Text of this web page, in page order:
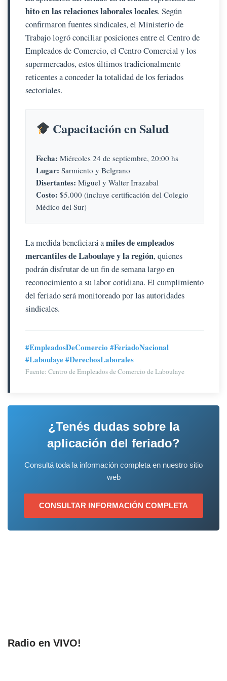
hito en las relaciones laborales locales. Según
confirmaron fuentes sindicales, el Ministerio de
Trabajo logró conciliar posiciones entre el Centro de
Empleados de Comercio, el Centro Comercial y los
supermercados, estos últimos tradicionalmente
reticentes a conceder la totalidad de los feriados
sectoriales.
Capacitación en Salud
Fecha: Miércoles 24 de septiembre, 20:00 hs
Lugar: Sarmiento y Belgrano
Disertantes: Miguel y Walter Irrazabal
Costo: $5.000 (incluye certificación del Colegio
Médico del Sur)
La medida beneficiará amiles de empleados
mercantiles de Laboulaye y la región, quienes
podrán disfrutar de un fin de semana largo en
reconocimiento a su labor cotidiana. El cumplimiento
del feriado será monitoreado por las autoridades
sindicales.
#EmpleadosDeComercio #FeriadoNacional
#Laboulaye #DerechosLaborales
Fuente: Centro de Empleados de Comercio de Laboulaye
¿Tenés dudas sobre la
aplicación del feriado?
Consultá toda la información completa en nuestro sitio
web
CONSULTAR INFORMACIÓN COMPLETA
Radio en VIVO!